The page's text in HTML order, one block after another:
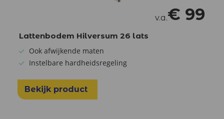
v.a.€ 99
Lattenbodem Hilversum 26 lats
Ook afwijkende maten
Instelbare hardheidsregeling
Bekijk product